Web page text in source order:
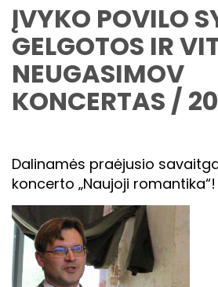
ĮVYKO POVILO
GELGOTOS IR
NEUGASIMOV
KONCERTAS /
Dalinamės praėjusio
koncerto „Naujoji romantika“!